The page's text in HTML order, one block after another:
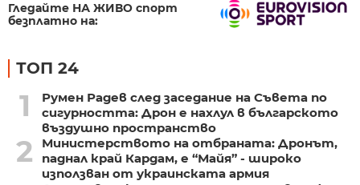
Гледайте НА ЖИВО спорт
безплатно на:
ТОП 24
1
Румен Радев след заседание на Съвета по
сигурността: Дрон е нахлул в българското
въздушно пространство
2
Министерството на отбраната: Дронът,
паднал край Кардам, е “Майя” - широко
използван от украинската армия